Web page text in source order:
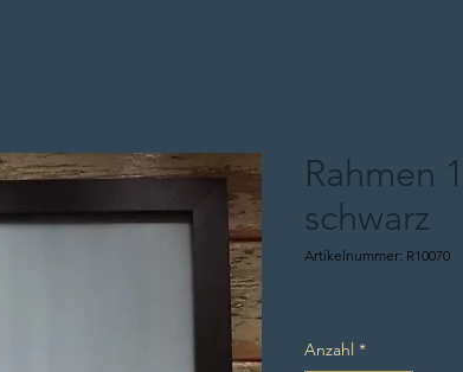
Rahmen
schwarz
Artikelnummer: R10070
Anzahl *